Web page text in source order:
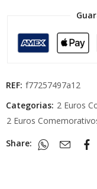
REF: f77257497a12
Categorias: 2 Euros
2 Euros
Share: